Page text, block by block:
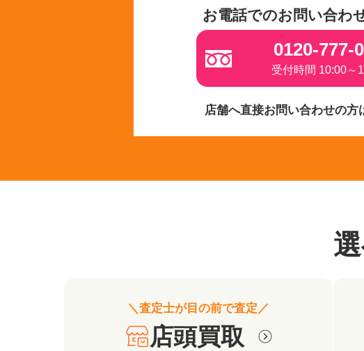
お電話でのお問い合わ
0120-777-
受付時間 10:00～
店舗へ直接お問い合わせの方
＼査定士が目の前で査定／
店頭買取